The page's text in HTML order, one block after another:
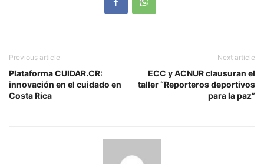
Previous article
Plataforma CUIDAR.CR:
innovación en el cuidado en
Costa Rica
Next article
ECC y ACNUR clausuran el
taller “Reporteros deportivos
para la paz”